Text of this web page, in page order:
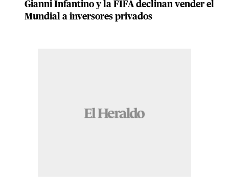
Gianni Infantino y la FIFA declinan vender el
Mundial a inversores privados